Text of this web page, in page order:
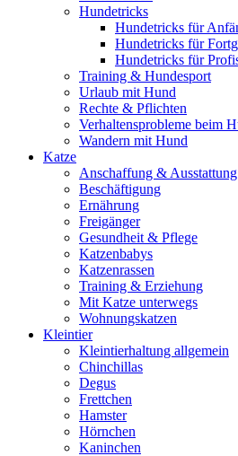
Hundetricks
Hundetricks für
Hundetricks für
Hundetricks für
Training & Hundesport
Urlaub mit Hund
Rechte & Pflichten
Verhaltensprobleme beim
Wandern mit Hund
Katze
Anschaffung & Ausstattung
Beschäftigung
Ernährung
Freigänger
Gesundheit & Pflege
Katzenbabys
Katzenrassen
Training & Erziehung
Mit Katze unterwegs
Wohnungskatzen
Kleintier
Kleintierhaltung allgemein
Chinchillas
Degus
Frettchen
Hamster
Hörnchen
Kaninchen